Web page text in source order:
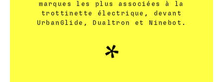
marques les plus associées à la
trottinette électrique, devant
UrbanGlide, Dualtron et Ninebot.